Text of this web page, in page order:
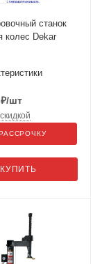
станок
колес Dekar
₽/шт
КУПИТЬ